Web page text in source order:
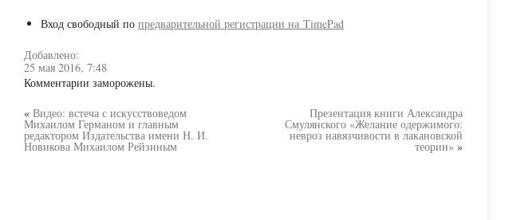
Вход свободный попредварительной регистрации на TimePad
Добавлено:
25 мая 2016, 7:48
Комментарии заморожены.
« Видео: встеча с искусствоведом
Михаилом Германом и главным
редактором Издательства имени Н. И.
Новикова Михаилом Рейзиным
Презентация книги Александра
Смулянского «Желание одержимого:
невроз навязчивости в лакановской
теории» »